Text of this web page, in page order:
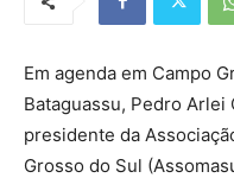
Em agenda em Campo
Bataguassu, Pedro Arlei
presidente da
Grosso do Sul